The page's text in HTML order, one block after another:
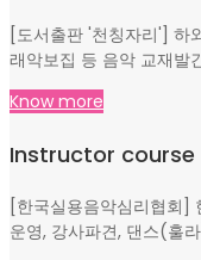
[도서출판 '천칭자리'] 하
래악보집 등 음악 교재발
Know more
Instructor course
[한국실용음악심리협회]
운영, 강사파견, 댄스(훌